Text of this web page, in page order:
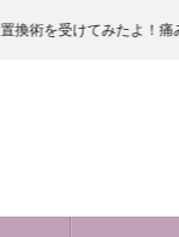
！痛みはどの程度？ど